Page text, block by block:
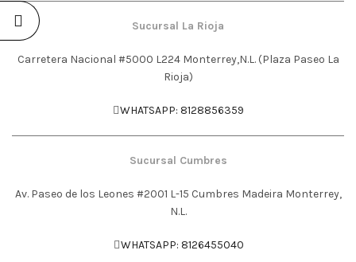
Sucursal La Rioja
Carretera Nacional #5000 L224 Monterrey,N.L. (Plaza Paseo La
Rioja‬)
WHATSAPP: 8128856359
Sucursal Cumbres
Av. Paseo de los Leones #2001 L-15 Cumbres Madeira Monterrey,
N.L.
WHATSAPP: 8126455040